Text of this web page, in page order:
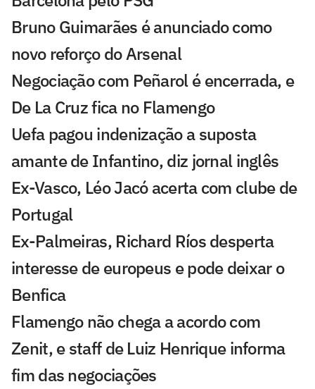
Bruno Guimarães é anunciado como
novo reforço do Arsenal
Negociação com Peñarol é encerrada, e
De La Cruz fica no Flamengo
Uefa pagou indenização a suposta
amante de Infantino, diz jornal inglês
Ex-Vasco, Léo Jacó acerta com clube de
Portugal
Ex-Palmeiras, Richard Ríos desperta
interesse de europeus e pode deixar o
Benfica
Flamengo não chega a acordo com
Zenit, e staff de Luiz Henrique informa
fim das negociações